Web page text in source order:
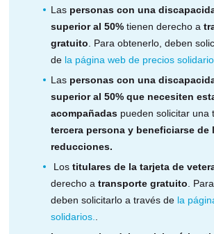
r
e
n
n
a
u
e
a
s
t
ñ
Las personas con una
superior al 50% tienen derecho a
gratuito . Para obtenerlo, deben
de la página web de precios
Las personas con una
superior al 50% que necesiten
acompañadas pueden solicitar una
tercera persona y beneficiarse de
reducciones.
Lostitulares de la tarjeta de
derecho atransporte gratuito .
deben solicitarlo a través de la
solidarios.